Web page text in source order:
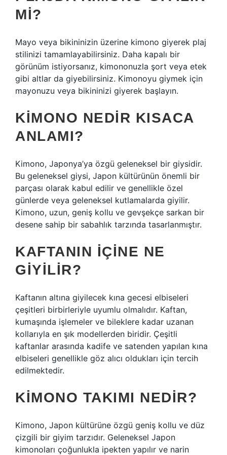
MI?
Mayo veya bikininizin üzerine kimono giyerek plaj
stilinizi tamamlayabilirsiniz. Daha kapalı bir
görünüm istiyorsanız, kimononuzla şort veya etek
gibi altlar da giyebilirsiniz. Kimonoyu giymek için
mayonuzu veya bikininizi giyerek başlayın.
KIMONO NEDIR KISACA
ANLAMI?
Kimono, Japonya’ya özgü geleneksel bir giysidir.
Bu geleneksel giysi, Japon kültürünün önemli bir
parçası olarak kabul edilir ve genellikle özel
günlerde veya geleneksel kutlamalarda giyilir.
Kimono, uzun, geniş kollu ve gevşekçe sarkan bir
desene sahip bir sabahlık tarzında tasarlanmıştır.
KAFTANIN IÇINE NE
GIYILIR?
Kaftanın altına giyilecek kına gecesi elbiseleri
çeşitleri birbirleriyle uyumlu olmalıdır. Kaftan,
kumaşında işlemeler ve bileklere kadar uzanan
kollarıyla en şık modellerden biridir. Çeşitli
kaftanlar arasında kadife ve satenden yapılan kına
elbiseleri genellikle göz alıcı oldukları için tercih
edilmektedir.
KIMONO TAKIMI NEDIR?
Kimono, Japon kültürüne özgü geniş kollu ve düz
çizgili bir giyim tarzıdır. Geleneksel Japon
kimonoları çoğunlukla ipekten yapılır ve narin